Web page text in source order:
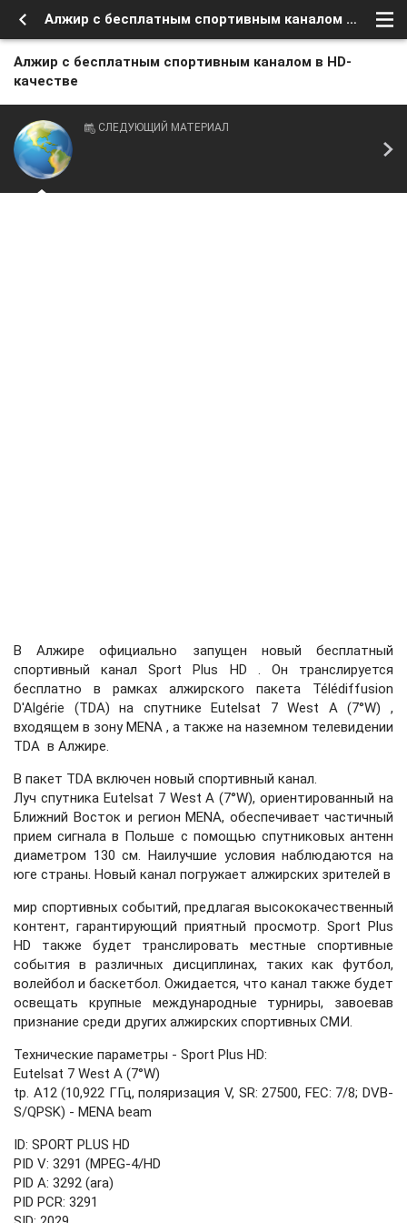
Алжир с бесплатным спортивным каналом в HD-качестве
Алжир с бесплатным спортивным каналом в HD-
качестве
СЛЕДУЮЩИЙ МАТЕРИАЛ
В Алжире официально запущен новый бесплатный
спортивный канал Sport Plus HD . Он транслируется
бесплатно в рамках алжирского пакета Télédiffusion
D'Algérie (TDA) на спутнике Eutelsat 7 West A (7°W) ,
входящем в зону MENA , а также на наземном телевидении
TDA в Алжире.
В пакет TDA включен новый спортивный канал.
Луч спутника Eutelsat 7 West A (7°W), ориентированный на
Ближний Восток и регион MENA, обеспечивает частичный
прием сигнала в Польше с помощью спутниковых антенн
диаметром 130 см. Наилучшие условия наблюдаются на
юге страны. Новый канал погружает алжирских зрителей в
мир спортивных событий, предлагая высококачественный
контент, гарантирующий приятный просмотр. Sport Plus
HD также будет транслировать местные спортивные
события в различных дисциплинах, таких как футбол,
волейбол и баскетбол. Ожидается, что канал также будет
освещать крупные международные турниры, завоевав
признание среди других алжирских спортивных СМИ.
Технические параметры - Sport Plus HD:
Eutelsat 7 West A (7°W)
tp. A12 (10,922 ГГц, поляризация V, SR: 27500, FEC: 7/8; DVB-
S/QPSK) - MENA beam
ID: SPORT PLUS HD
PID V: 3291 (MPEG-4/HD
PID A: 3292 (ara)
PID PCR: 3291